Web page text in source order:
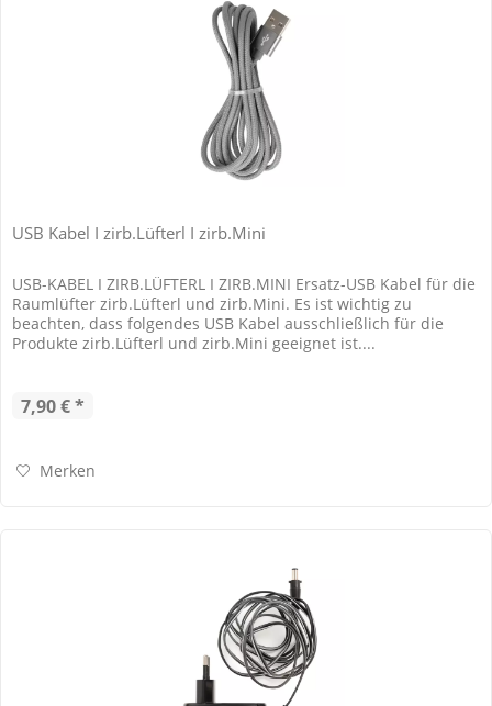
USB Kabel I zirb.Lüfterl I zirb.Mini
USB-KABEL I ZIRB.LÜFTERL I ZIRB.MINI Ersatz-USB Kabel für die
Raumlüfter zirb.Lüfterl und zirb.Mini. Es ist wichtig zu
beachten, dass folgendes USB Kabel ausschließlich für die
Produkte zirb.Lüfterl und zirb.Mini geeignet ist....
7,90 € *
Merken